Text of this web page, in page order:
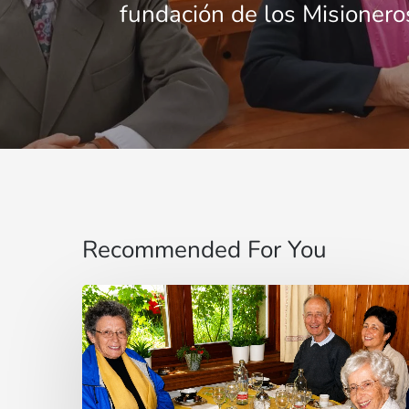
fundación de los
Recommended For You
Cardenal
Camillo
Ruini
un